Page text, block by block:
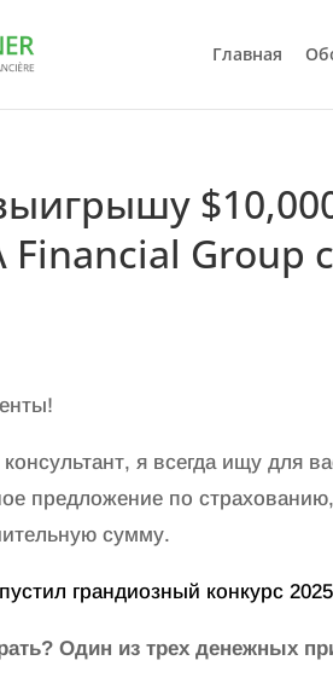
Главная
Financial Group
я всегда ищу для
предложение по
сумму.
грандиозный конкурс
Один из трех денежных